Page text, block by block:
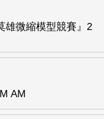
雄微縮模型競賽』2
AM